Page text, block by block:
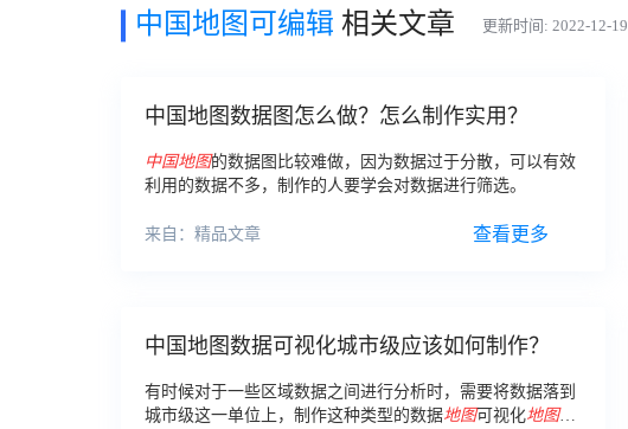
中国地图可编辑 相关文章 更新时间: 2022-12-19
中国地图数据图怎么做？怎么制作实用？
中国地图的数据图比较难做，因为数据过于分散，可以有效
利用的数据不多，制作的人要学会对数据进行筛选。
来自：精品文章 查看更多
中国地图数据可视化城市级应该如何制作？
有时候对于一些区域数据之间进行分析时，需要将数据落到
城市级这一单位上，制作这种类型的数据地图可视化地图听